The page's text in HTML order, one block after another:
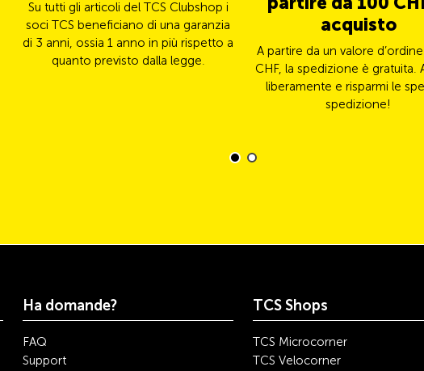
Su tutti gli articoli del TCS Clubshop i
soci TCS beneficiano di una garanzia
di 3 anni, ossia 1 anno in più rispetto a
quanto previsto dalla legge.
acquisto
A partire da un valore
CHF, la spedizione è gratuita.
liberamente e risparmi le
spedizione!
Ha domande?
FAQ
Support
TCS Shops
TCS Microcorner
TCS Velocorner